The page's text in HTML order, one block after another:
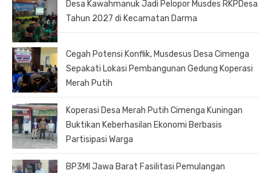
Desa Kawahmanuk Jadi Pelopor Musdes RKPDesa
Tahun 2027 di Kecamatan Darma
Cegah Potensi Konflik, Musdesus Desa Cimenga
Sepakati Lokasi Pembangunan Gedung Koperasi
Merah Putih
Koperasi Desa Merah Putih Cimenga Kuningan
Buktikan Keberhasilan Ekonomi Berbasis
Partisipasi Warga
BP3MI Jawa Barat Fasilitasi Pemulangan